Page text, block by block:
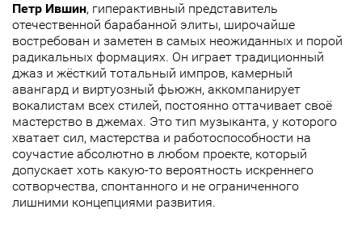
Петр Ившин, гиперактивный представитель
отечественной барабанной элиты, широчайше
востребован и заметен в самых неожиданных и порой
радикальных формациях. Он играет традиционный
джаз и жёсткий тотальный импров, камерный
авангард и виртуозный фьюжн, аккомпанирует
вокалистам всех стилей, постоянно оттачивает своё
мастерство в джемах. Это тип музыканта, у которого
хватает сил, мастерства и работоспособности на
соучастие абсолютно в любом проекте, который
допускает хоть какую-то вероятность искреннего
сотворчества, спонтанного и не ограниченного
лишними концепциями развития.